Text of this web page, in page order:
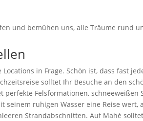
und bemühen uns, alle Träume rund
in Frage. Schön ist, dass fast
solltet Ihr Besuche an den
perfekte Felsformationen,
seinem ruhigen Wasser eine Reise
Strandabschnitten. Auf Mahé